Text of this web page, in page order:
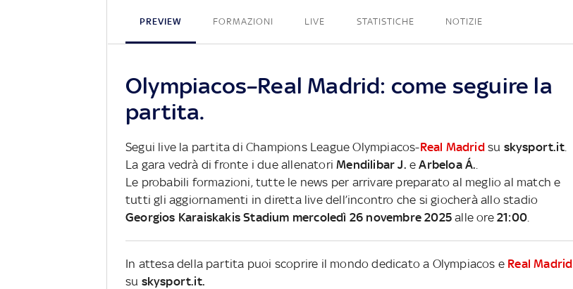
PREVIEW FORMAZIONI LIVE STATISTICHE NOTIZIE
Olympiacos–Real Madrid: come seguire la
partita.
Segui live la partita di Champions League Olympiacos-Real Madridsu skysport.it.
La gara vedrà di fronte i due allenatoriMendilibar J. eArbeloa Á.
Le probabili formazioni, tutte le news per arrivare preparato al meglio al match e
tutti gli aggiornamenti in diretta live dell’incontro che si giocherà allo stadio
Georgios Karaiskakis Stadium mercoledì 26 novembre 2025 alle ore 21:00
In attesa della partita puoi scoprire il mondo dedicato a Olympiacos e Real Madrid
su skysport.it.